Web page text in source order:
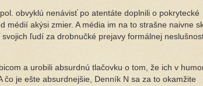
obvyklú nenávisť po atentáte doplnili o pokrytecké
akýsi zmier. A média im na to strašne naivne
ľudí za drobnučké prejavy formálnej
a urobili absurdnú tlačovku o tom, že ich v
je ešte absurdnejšie, Denník N sa za to okamžite